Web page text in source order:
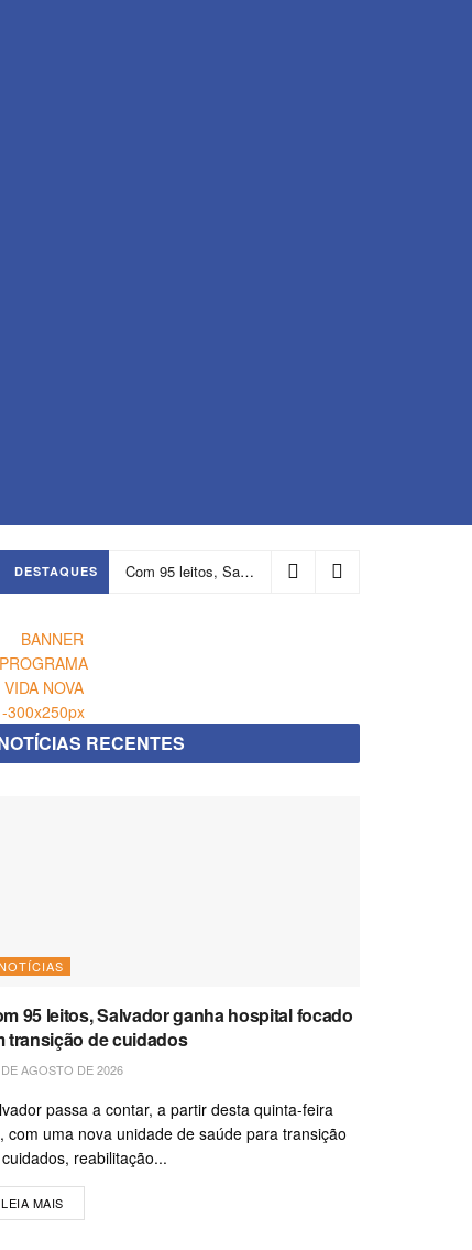
DESTAQUES Com 95 leitos, Salvador ganha hospital focado em transição de cuidados
RECENTES
95 leitos, Salvador ganha hospital focado
transição de cuidados
AGOSTO DE 2026
passa a contar, a partir desta quinta-feira
com uma nova unidade de saúde para transição
reabilitação...
LEIA MAIS